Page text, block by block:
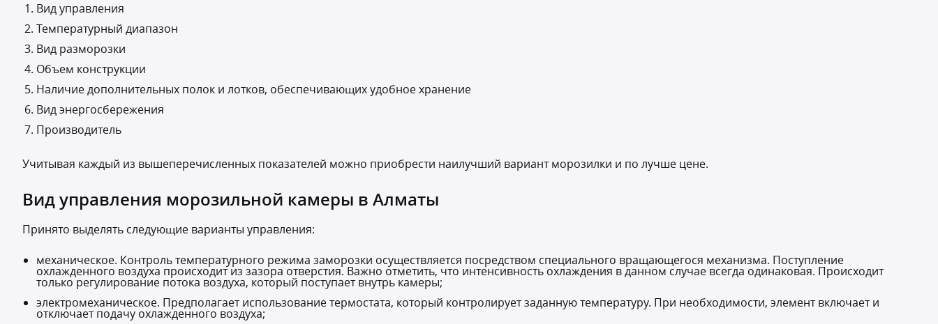
Вид управления
Температурный диапазон
Вид разморозки
Объем конструкции
Наличие дополнительных полок и лотков, обеспечивающих удобное хранение
Вид энергосбережения
Производитель
Учитывая каждый из вышеперечисленных показателей можно приобрести наилучший вариант морозилки и по лучше цене.
Вид управления морозильной камеры в Алматы
Принято выделять следующие варианты управления:
механическое. Контроль температурного режима заморозки осуществляется посредством специального вращающегося механизма. Поступление
охлажденного воздуха происходит из зазора отверстия. Важно отметить, что интенсивность охлаждения в данном случае всегда одинаковая. Происходит
только регулирование потока воздуха, который поступает внутрь камеры;
электромеханическое. Предполагает использование термостата, который контролирует заданную температуру. При необходимости, элемент включает и
отключает подачу охлажденного воздуха;